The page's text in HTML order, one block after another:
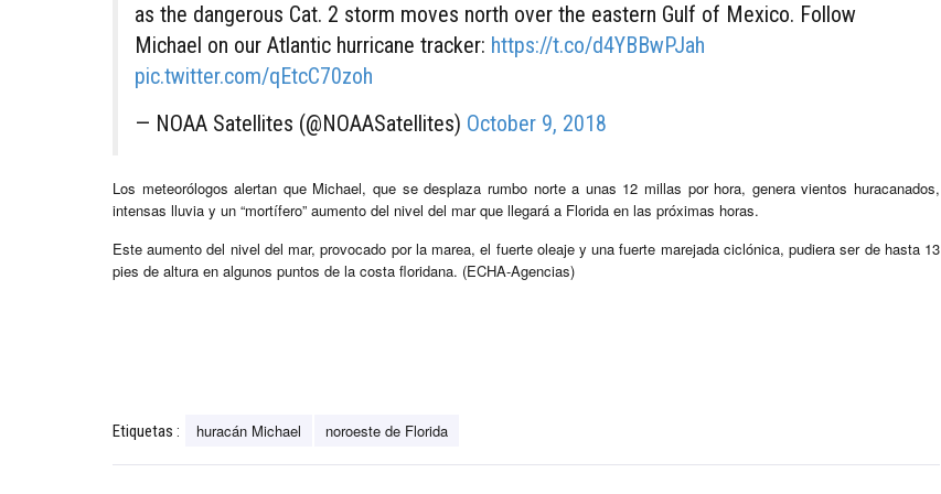
as the dangerous Cat. 2 storm moves north over the eastern Gulf of Mexico. Follow
Michael on our Atlantic hurricane tracker: https://t.co/d4YBBwPJah
pic.twitter.com/qEtcC70zoh
— NOAA Satellites (@NOAASatellites) October 9, 2018
Los meteorólogos alertan que Michael, que se desplaza rumbo norte a unas 12 millas por hora, genera vientos huracanados,
intensas lluvia y un “mortífero” aumento del nivel del mar que llegará a Florida en las próximas horas.
Este aumento del nivel del mar, provocado por la marea, el fuerte oleaje y una fuerte marejada ciclónica, pudiera ser de hasta 13
pies de altura en algunos puntos de la costa floridana. (ECHA-Agencias)
Etiquetas : huracán Michael noroeste de Florida